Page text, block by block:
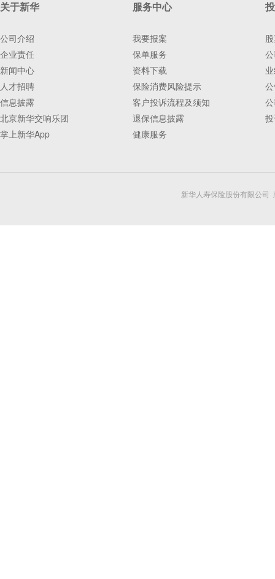
关于新华
公司介绍
企业责任
新闻中心
人才招聘
信息披露
北京新华交响乐团
掌上新华App
服务中心
我要报案
保单服务
资料下载
保险消费风险提示
客户投诉流程及须知
退保信息披露
健康服务
新华人寿保险股份有限公